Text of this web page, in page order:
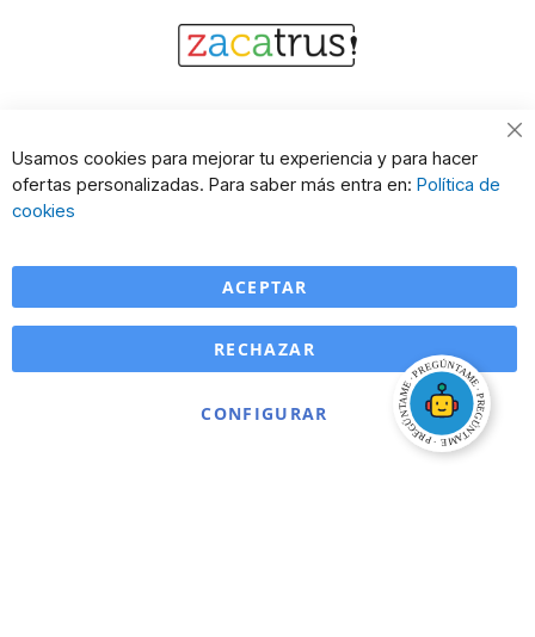
Usamos cookies para mejorar tu experiencia y para hacer
ofertas personalizadas. Para saber más entra en: Política de
cookies
ACEPTAR
CONFIGURAR
RECHAZAR